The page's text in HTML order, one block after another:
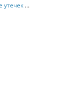
Проверка тормозной системы на наличие утечек и повреждений